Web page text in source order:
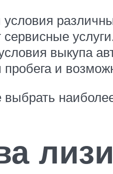
услуги.
выкупа
и